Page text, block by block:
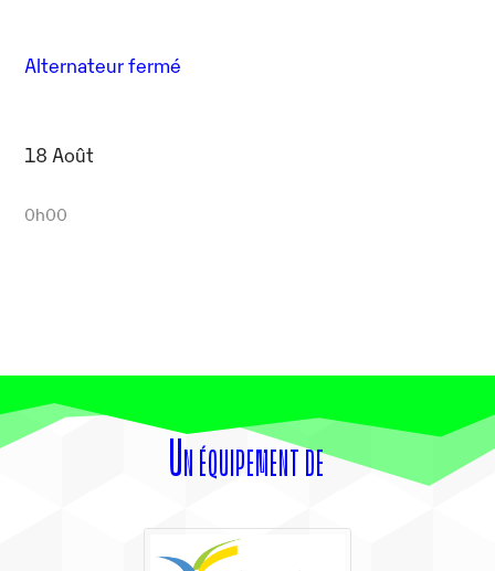
Alternateur fermé
18 Août
0h00
Un équipement de